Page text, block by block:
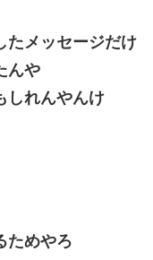
たメッセージだけ
んや
しれんやんけ
ためやろ